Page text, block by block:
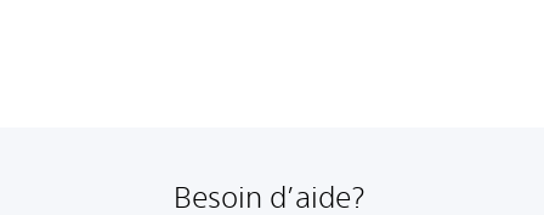
Besoin d’aide?